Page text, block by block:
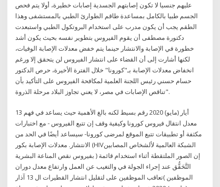
عليهم جنسيا لا تكون إصابتهم الجسدية إصابات خطيرة، أولا يتم فحص
الجسم طبيا بالكامل بمساعدة طاقم الطوارئ الطبي بالمستشفى وهذا
الطقم يجب أن يكون مدرب على استخدام البروتكول الطبي واستبعدت
دكتورة مصطفى أن يقوم الفيروس بتطوير نفسه بحيث يكون أشد
خطورة في الإصابة والانتشار حينما يتم خفض معدلات الإصابة الوفيات،
لكنها أشارت إلى أن القضاء على انتشار الفيروس لن يتحقق إلا ورغم
انخفاض معدلات الإصابة بـ"كورونا" خلال الفترة الأخيرة، حرص الدكتور
حسام حسني رئيس اللجنة العلمية لمكافحة الفيروس على التأكيد بأن
تناقص الإصابات في مصر، لا يعني تجاوز البلاد مرحلة الذروة".
13 أيار (مايو) 2020 رقم بسيط لكنه بالغ الأهمية حيث يساعد في فهم
معدل انتقال فيروس كورونا وكيفية وقف إن تتبع الفيروس - مع اختبارات
مكثفة أو تطبيقات تتبع الموقع لمرضى كورونا- سيساعد أيضًا في الحد من
الانتشار. معدلات الإصابة بكور (HIVالشبكة العالمية لألشخاص المصابين
بفيروس نقص المناعة البشرية ) إن الصور الملتقطة أثناء استخدام قائمة
التَّحَقُّق عند إجراء الجولة في والتغيب عن العمل وارتفاع معدل دوران
الموظفين )تعاقب الموظفين على لتقليل انتشار القطيرات ال 13 آذار